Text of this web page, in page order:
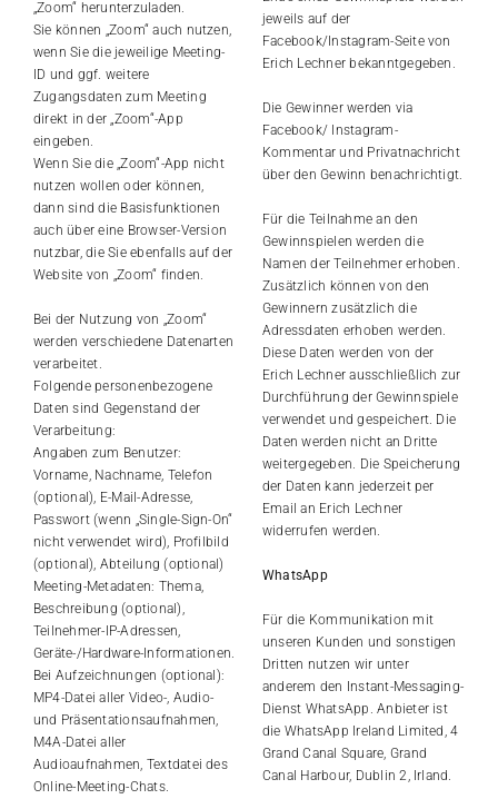
„Zoom“ herunterzuladen.
Sie können „Zoom“ auch nutzen,
wenn Sie die jeweilige Meeting-
ID und ggf. weitere
Zugangsdaten zum Meeting
direkt in der „Zoom“-App
eingeben.
Wenn Sie die „Zoom“-App nicht
nutzen wollen oder können,
dann sind die Basisfunktionen
auch über eine Browser-Version
nutzbar, die Sie ebenfalls auf der
Website von „Zoom“ finden.
Bei der Nutzung von „Zoom“
werden verschiedene Datenarten
verarbeitet.
Folgende personenbezogene
Daten sind Gegenstand der
Verarbeitung:
Angaben zum Benutzer:
Vorname, Nachname, Telefon
(optional), E-Mail-Adresse,
Passwort (wenn „Single-Sign-On“
nicht verwendet wird), Profilbild
(optional), Abteilung (optional)
Meeting-Metadaten: Thema,
Beschreibung (optional),
Teilnehmer-IP-Adressen,
Geräte-/Hardware-Informationen.
Bei Aufzeichnungen (optional):
MP4-Datei aller Video-, Audio-
und Präsentationsaufnahmen,
M4A-Datei aller
Audioaufnahmen, Textdatei des
Online-Meeting-Chats.
jeweils auf der
Facebook/Instagram-Seite von
Erich Lechner bekanntgegeben.
Die Gewinner werden via
Facebook/ Instagram-
Kommentar und Privatnachricht
über den Gewinn benachrichtigt.
Für die Teilnahme an den
Gewinnspielen werden die
Namen der Teilnehmer erhoben.
Zusätzlich können von den
Gewinnern zusätzlich die
Adressdaten erhoben werden.
Diese Daten werden von der
Erich Lechner ausschließlich zur
Durchführung der Gewinnspiele
verwendet und gespeichert. Die
Daten werden nicht an Dritte
weitergegeben. Die Speicherung
der Daten kann jederzeit per
Email an Erich Lechner
widerrufen werden.
WhatsApp
Für die Kommunikation mit
unseren Kunden und sonstigen
Dritten nutzen wir unter
anderem den Instant-Messaging-
Dienst WhatsApp. Anbieter ist
die WhatsApp Ireland Limited, 4
Grand Canal Square, Grand
Canal Harbour, Dublin 2, Irland.